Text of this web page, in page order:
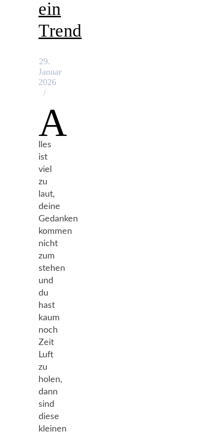
ein
Trend
29.
Januar
2026
/
A
lles
ist
viel
zu
laut,
deine
Gedanken
kommen
nicht
zum
stehen
und
du
hast
kaum
noch
Zeit
Luft
zu
holen,
dann
sind
diese
kleinen